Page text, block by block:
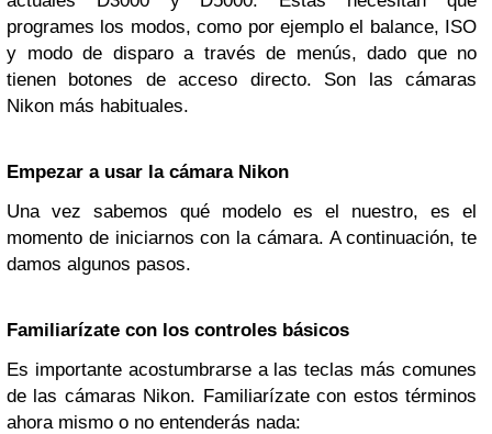
programes los modos, como por ejemplo el balance, ISO
y modo de disparo a través de menús, dado que no
tienen botones de acceso directo. Son las cámaras
Nikon más habituales.
Empezar a usar la cámara Nikon
Una vez sabemos qué modelo es el nuestro, es el
momento de iniciarnos con la cámara. A continuación, te
damos algunos pasos.
Familiarízate con los controles básicos
Es importante acostumbrarse a las teclas más comunes
de las cámaras Nikon. Familiarízate con estos términos
ahora mismo o no entenderás nada: